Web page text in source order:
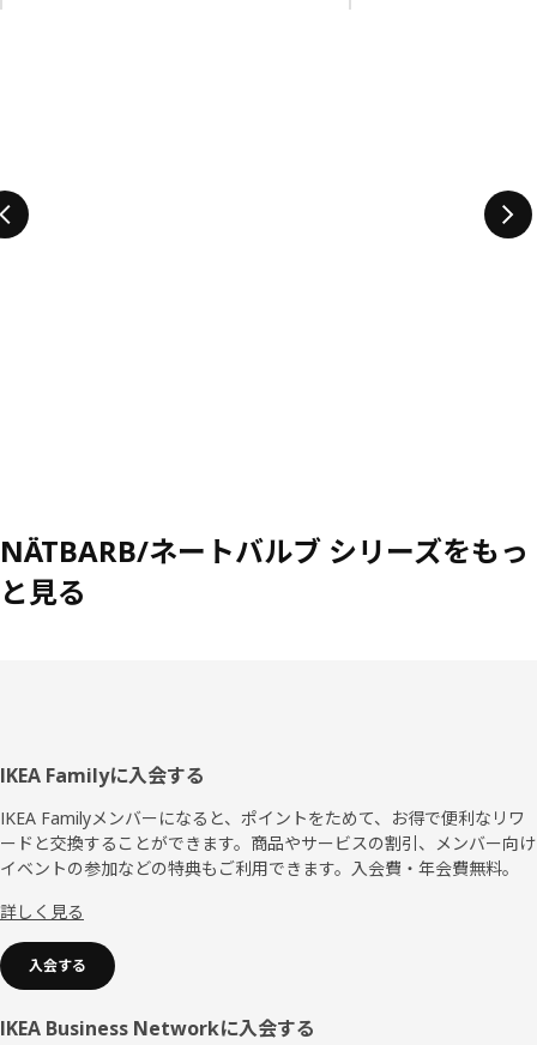
NÄTBARB/ネートバルブ シリーズをもっ
と見る
フ
ッ
タ
IKEA Familyに入会する
IKEA Familyメンバーになると、ポイントをためて、お得で便利なリワ
ードと交換することができます。商品やサービスの割引、メンバー向け
イベントの参加などの特典もご利用できます。入会費・年会費無料。
詳しく見る
入会する
IKEA Business Networkに入会する